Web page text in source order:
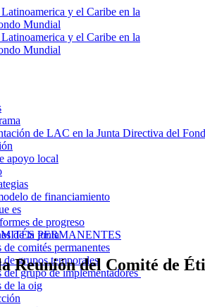
de LAC en la Junta Directiva del
apoyo local
de financiamiento
es
de progreso
de la junta
de comités permanentes
de grupos temporales
del grupo de implementadores
de la oig
PERMANENTES
Reunión del Comité de